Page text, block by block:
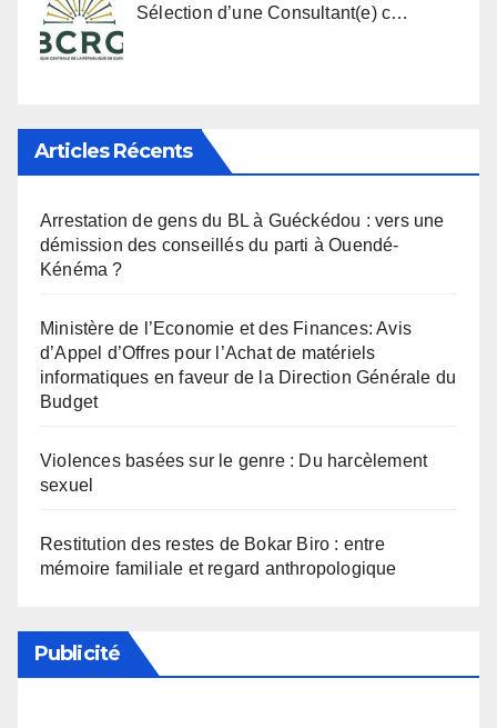
Sélection d’une Consultant(e) c…
Articles Récents
Arrestation de gens du BL à Guéckédou : vers une
démission des conseillés du parti à Ouendé-
Kénéma ?
Ministère de l’Economie et des Finances: Avis
d’Appel d’Offres pour l’Achat de matériels
informatiques en faveur de la Direction Générale du
Budget
Violences basées sur le genre : Du harcèlement
sexuel
Restitution des restes de Bokar Biro : entre
mémoire familiale et regard anthropologique
Publicité